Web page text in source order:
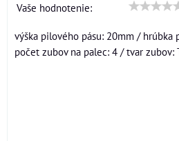
Vaše hodnotenie:
výška pilového pásu: 20mm / hrúbka
počet zubov na palec: 4 / tvar zubov: